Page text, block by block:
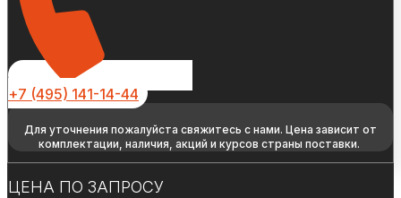
+7 (495) 141-14-44
Для уточнения пожалуйста свяжитесь с нами. Цена зависит от
комплектации, наличия, акций и курсов страны поставки.
ЦЕНА ПО ЗАПРОСУ